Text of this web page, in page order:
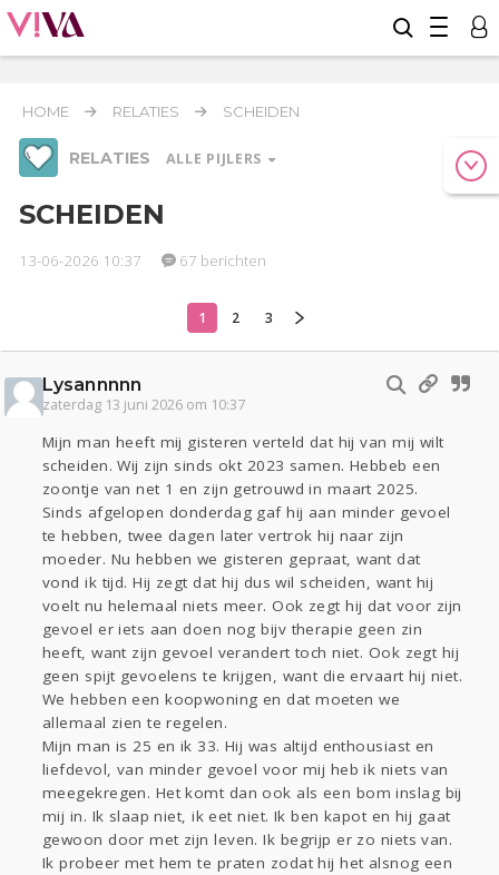
HOME RELATIES SCHEIDEN
RELATIES ALLE PIJLERS
Werk & Studie
Seks Gezondheid
Coronavirus
Overig
Actueel Oekraïne
Zwanger
Psyche Thuis
Klussen
Sport
Contact Viva zoekt
Aangeboden
Gevraagd
Horen Doen
Zien
Lezen
SCHEIDEN
13-06-2026 10:37 67 berichten
1 2 3
Lysannnnn
zaterdag 13 juni 2026 om 10:37
Mijn man heeft mij gisteren verteld dat hij van mij wilt
scheiden. Wij zijn sinds okt 2023 samen. Hebbeb een
zoontje van net 1 en zijn getrouwd in maart 2025.
Sinds afgelopen donderdag gaf hij aan minder gevoel
te hebben, twee dagen later vertrok hij naar zijn
moeder. Nu hebben we gisteren gepraat, want dat
vond ik tijd. Hij zegt dat hij dus wil scheiden, want hij
voelt nu helemaal niets meer. Ook zegt hij dat voor zijn
gevoel er iets aan doen nog bijv therapie geen zin
heeft, want zijn gevoel verandert toch niet. Ook zegt hij
geen spijt gevoelens te krijgen, want die ervaart hij niet.
We hebben een koopwoning en dat moeten we
allemaal zien te regelen.
Mijn man is 25 en ik 33. Hij was altijd enthousiast en
liefdevol, van minder gevoel voor mij heb ik niets van
meegekregen. Het komt dan ook als een bom inslag bij
mij in. Ik slaap niet, ik eet niet. Ik ben kapot en hij gaat
gewoon door met zijn leven. Ik begrijp er zo niets van.
Ik probeer met hem te praten zodat hij het alsnog een